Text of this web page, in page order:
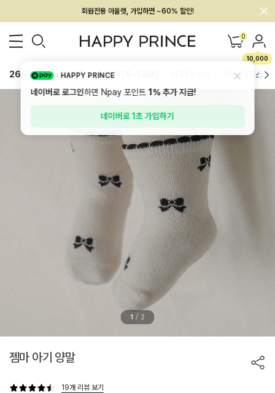
0
10,000
26SS 신상 BEST BABY[6~12M] 하의/레깅스
1 / 2
젬마 아기 양말
19개 리뷰 보기
HAPPY PRINCE
네이버로 로그인하면 Npay 포인트1%추가 지급!
네이버로 1초 가입하기